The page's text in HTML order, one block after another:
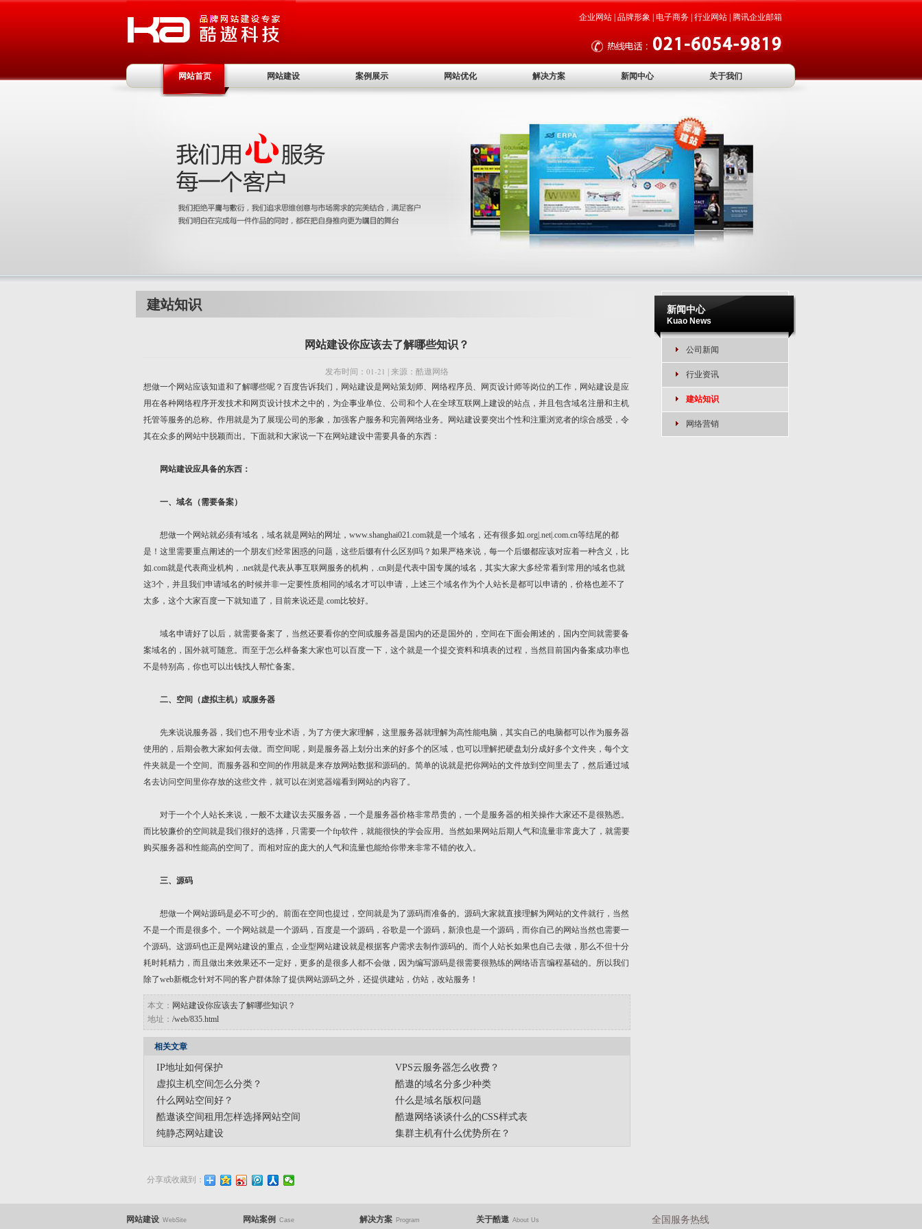
企业网站 品牌形象 电子商务 行业网站 腾讯企业邮箱
网站首页 网站建设 案例展示 网站优化 解决方案 新闻中心 关于我们
建站知识
网站建设你应该去了解哪些知识？
发布时间： 01-21
| 来源：酷遨网络
想做一个网站应该知道和了解哪些呢？百度告诉我们，网站建设是网站策划师、网络程序员、网页设计师等岗位的工作，网站建设是应
用在各种网络程序开发技术和网页设计技术之中的，为企事业单位、公司和个人在全球互联网上建设的站点，并且包含域名注册和主机
托管等服务的总称。作用就是为了展现公司的形象，加强客户服务和完善网络业务。网站建设要突出个性和注重浏览者的综合感受，令
其在众多的网站中脱颖而出。下面就和大家说一下在网站建设中需要具备的东西：
网站建设应具备的东西：
一、域名（需要备案）
想做一个网站就必须有域名，域名就是网站的网址，www.shanghai021.com就是一个域名，还有很多如.org|.net|.com.cn等结尾的都
是！这里需要重点阐述的一个朋友们经常困惑的问题，这些后缀有什么区别吗？如果严格来说，每一个后缀都应该对应着一种含义，比
如.com就是代表商业机构，.net就是代表从事互联网服务的机构，.cn则是代表中国专属的域名，其实大家大多经常看到常用的域名也就
这3个，并且我们申请域名的时候并非一定要性质相同的域名才可以申请，上述三个域名作为个人站长是都可以申请的，价格也差不了
太多，这个大家百度一下就知道了，目前来说还是.com比较好。
域名申请好了以后，就需要备案了，当然还要看你的空间或服务器是国内的还是国外的，空间在下面会阐述的，国内空间就需要备
案域名的，国外就可随意。而至于怎么样备案大家也可以百度一下，这个就是一个提交资料和填表的过程，当然目前国内备案成功率也
不是特别高，你也可以出钱找人帮忙备案。
二、空间（虚拟主机）或服务器
先来说说服务器，我们也不用专业术语，为了方便大家理解，这里服务器就理解为高性能电脑，其实自己的电脑都可以作为服务器
使用的，后期会教大家如何去做。而空间呢，则是服务器上划分出来的好多个的区域，也可以理解把硬盘划分成好多个文件夹，每个文
件夹就是一个空间。而服务器和空间的作用就是来存放网站数据和源码的。简单的说就是把你网站的文件放到空间里去了，然后通过域
名去访问空间里你存放的这些文件，就可以在浏览器端看到网站的内容了。
对于一个个人站长来说，一般不太建议去买服务器，一个是服务器价格非常昂贵的，一个是服务器的相关操作大家还不是很熟悉。
而比较廉价的空间就是我们很好的选择，只需要一个ftp软件，就能很快的学会应用。当然如果网站后期人气和流量非常庞大了，就需要
购买服务器和性能高的空间了。而相对应的庞大的人气和流量也能给你带来非常不错的收入。
三、源码
想做一个网站源码是必不可少的。前面在空间也提过，空间就是为了源码而准备的。源码大家就直接理解为网站的文件就行，当然
不是一个而是很多个。一个网站就是一个源码，百度是一个源码，谷歌是一个源码，新浪也是一个源码，而你自己的网站当然也需要一
个源码。这源码也正是网站建设的重点，企业型网站建设就是根据客户需求去制作源码的。而个人站长如果也自己去做，那么不但十分
耗时耗精力，而且做出来效果还不一定好，更多的是很多人都不会做，因为编写源码是很需要很熟练的网络语言编程基础的。所以我们
除了web新概念针对不同的客户群体除了提供网站源码之外，还提供建站，仿站，改站服务！
本文： 网站建设你应该去了解哪些知识？
地址： /web/835.html
相关文章
IP地址如何保护
VPS云服务器怎么收费？
虚拟主机空间怎么分类？
酷遨的域名分多少种类
什么网站空间好？
什么是域名版权问题
酷遨谈空间租用怎样选择网站空间
酷遨网络谈谈什么的CSS样式表
纯静态网站建设
集群主机有什么优势所在？
新闻中心
Kuao News
公司新闻
行业资讯
建站知识
网络营销
分享或收藏到：
网站建设 WebSite 网站案例 Case 解决方案 Program 关于酷遨 About Us 全国服务热线